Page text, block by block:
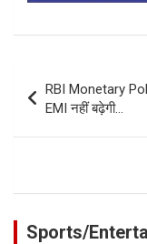
navigation
RBI Monetary
EMI नहीं बढ़ेगी…
Sports/